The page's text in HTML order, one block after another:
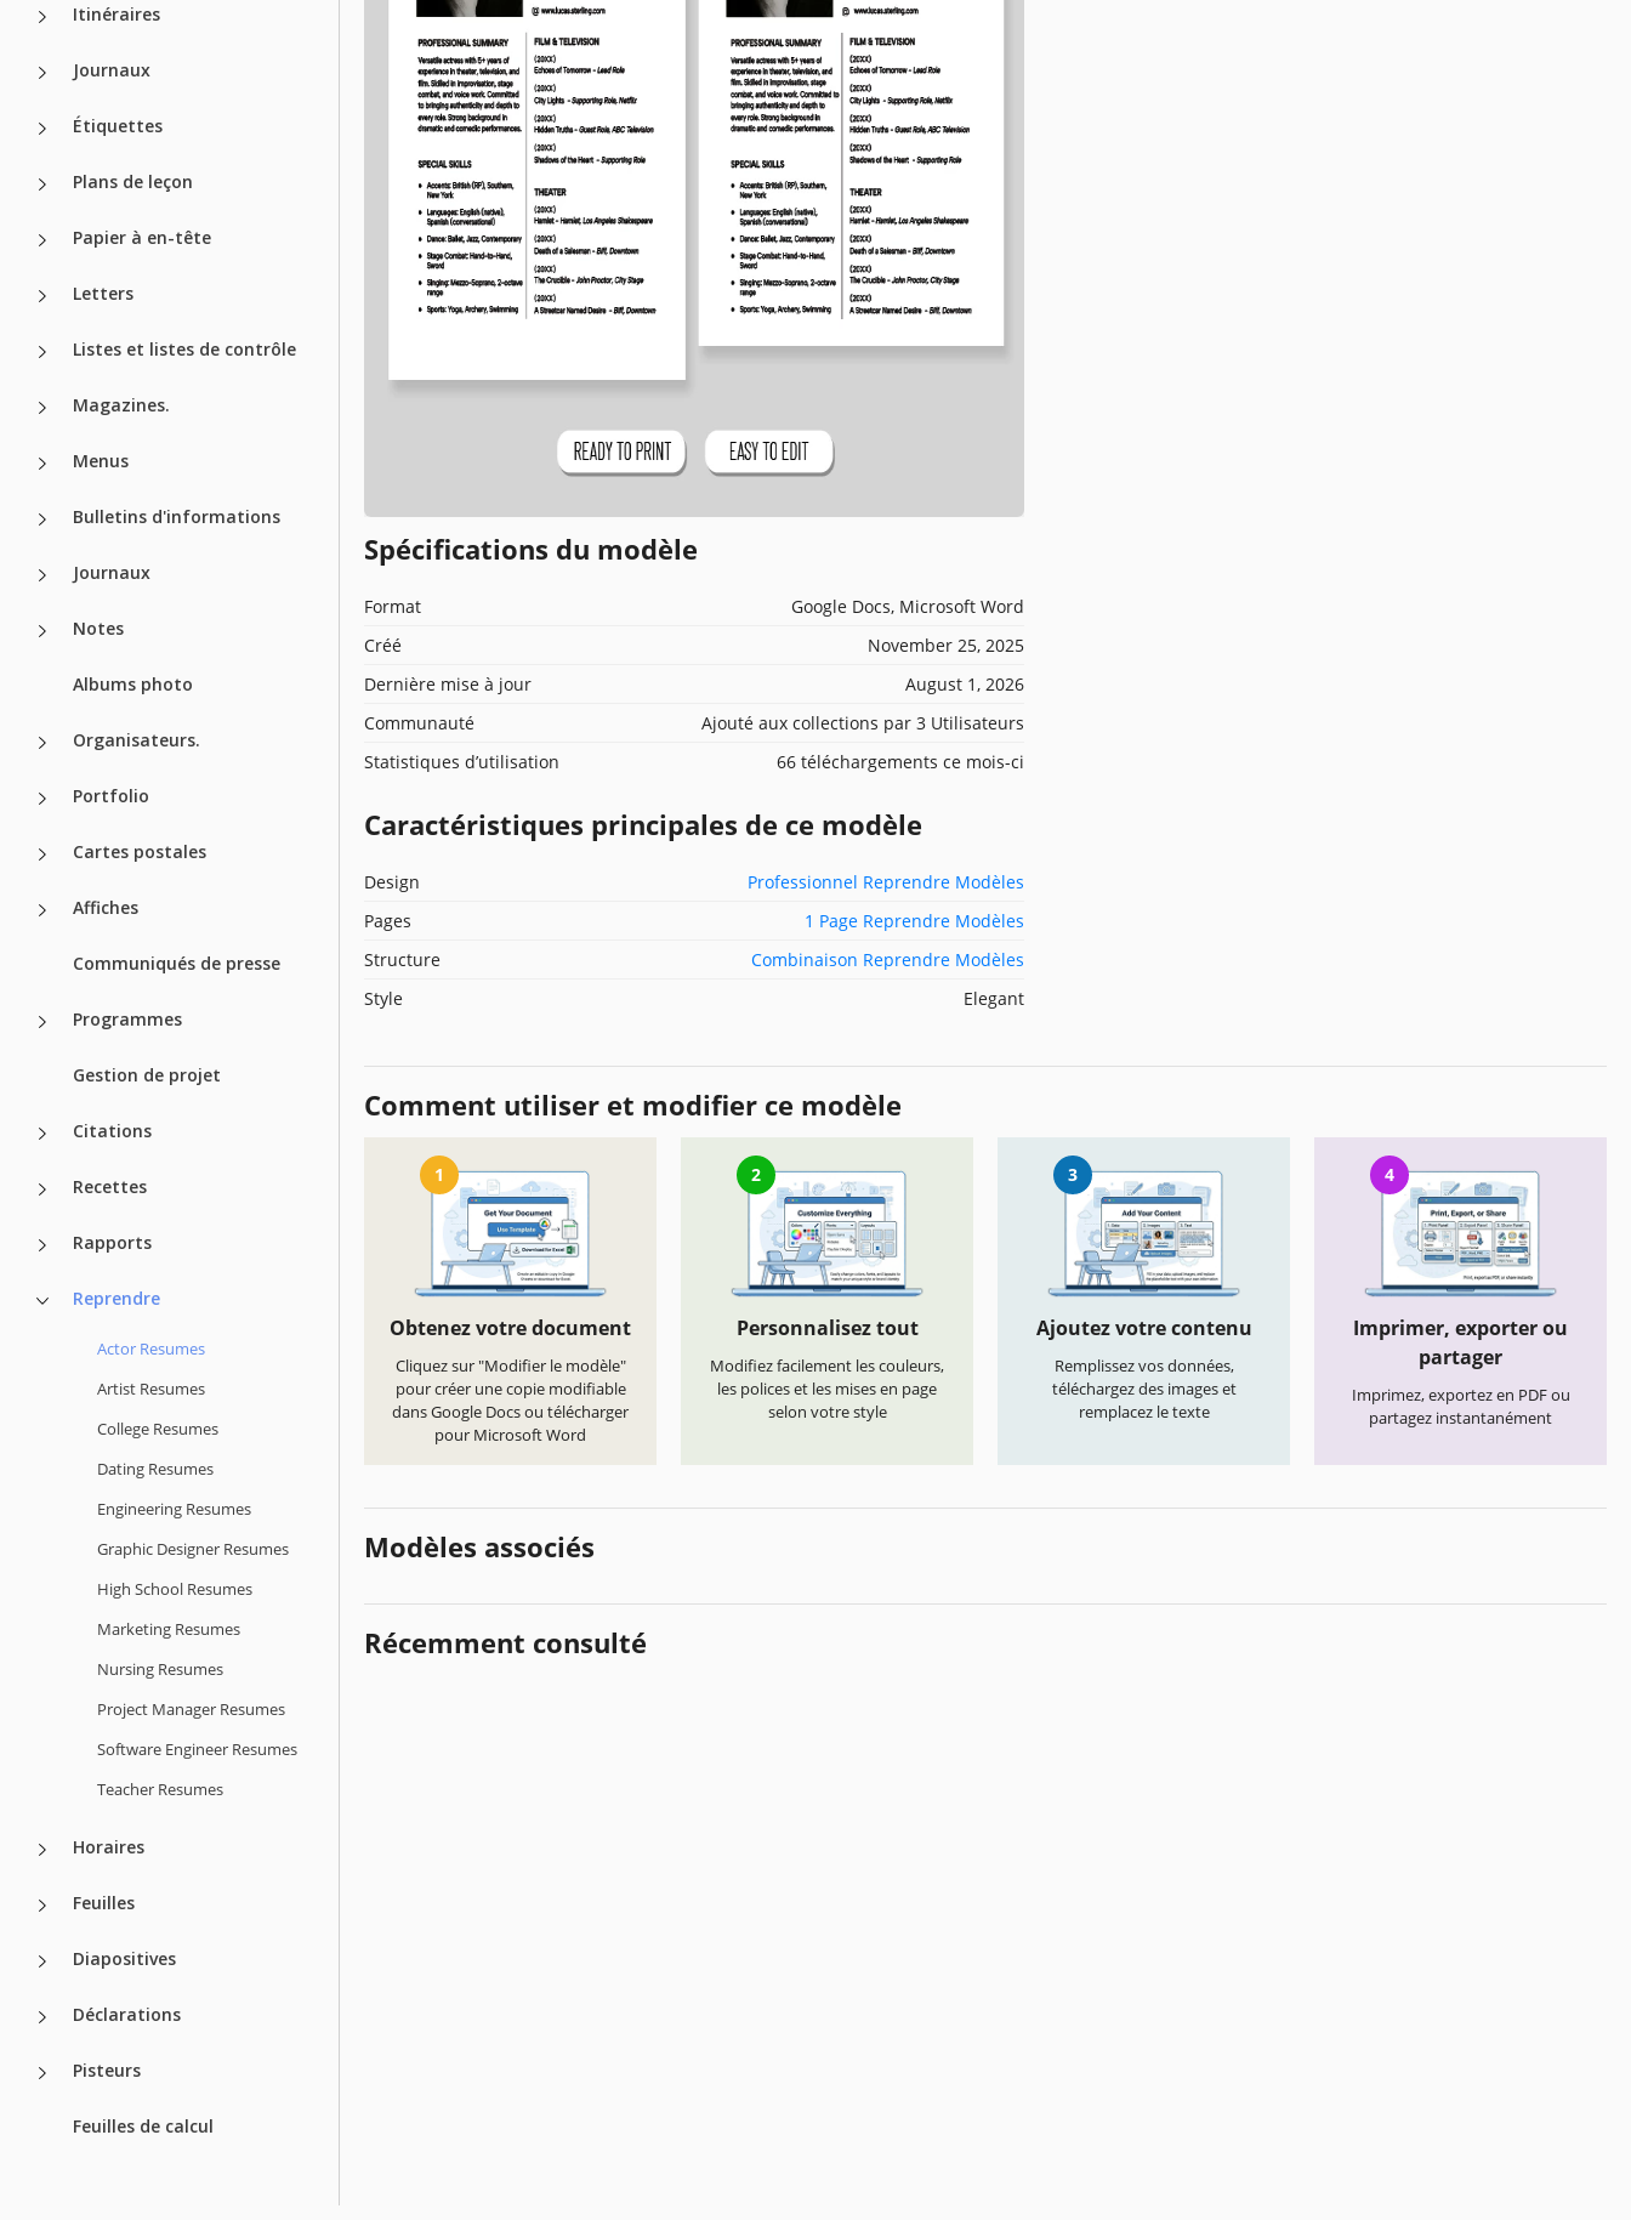
Itinéraires
Journaux
Étiquettes
Plans de leçon
Papier à en-tête
Letters
Listes et listes de contrôle
Magazines.
Menus
Bulletins d'informations
Journaux
Notes
Albums photo
Organisateurs.
Portfolio
Cartes postales
Affiches
Communiqués de presse
Programmes
Gestion de projet
Citations
Recettes
Rapports
Reprendre
Actor Resumes
Artist Resumes
College Resumes
Dating Resumes
Engineering Resumes
Graphic Designer Resumes
High School Resumes
Marketing Resumes
Nursing Resumes
Project Manager Resumes
Software Engineer Resumes
Teacher Resumes
Horaires
Feuilles
Diapositives
Déclarations
Pisteurs
Feuilles de calcul
Spécifications du modèle
Format
Google Docs, Microsoft Word
Créé
November 25, 2025
Dernière mise à jour
August 1, 2026
Communauté
Ajouté aux collections par 3 Utilisateurs
Statistiques d’utilisation
66 téléchargements ce mois-ci
Caractéristiques principales de ce modèle
Design
Professionnel Reprendre Modèles
Pages
1 Page Reprendre Modèles
Structure
Combinaison Reprendre Modèles
Style
Elegant
Comment utiliser et modifier ce modèle
1
Obtenez votre document
Cliquez sur "Modifier le modèle"
pour créer une copie modifiable
dans Google Docs ou télécharger
pour Microsoft Word
2
Personnalisez tout
Modifiez facilement les couleurs,
les polices et les mises en page
selon votre style
3
Ajoutez votre contenu
Remplissez vos données,
téléchargez des images et
remplacez le texte
4
Imprimer, exporter ou
partager
Imprimez, exportez en PDF ou
partagez instantanément
Modèles associés
Récemment consulté